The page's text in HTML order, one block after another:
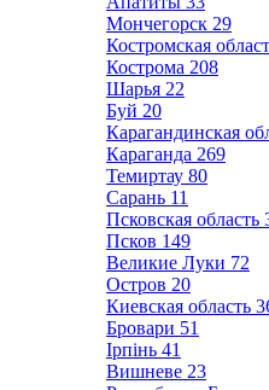
Мончегорск 29
Костромская
Кострома 208
Шарья 22
Буй 20
Карагандинская
Караганда 269
Темиртау 80
Сарань 11
Псковская область
Псков 149
Великие Луки 72
Остров 20
Киевская область
Бровари 51
Ірпінь 41
Вишневе 23